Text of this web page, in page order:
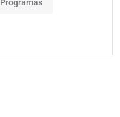
Programas